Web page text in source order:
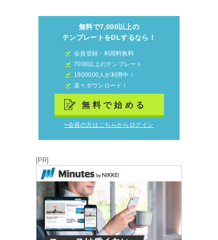
無料で7,000以上の
テンプレートをDLするなら！
会員登録・利用料無料
7000以上のテンプレート
1900000人が利用中！
楽々ダウンロード！
無料で始める
>会員の方はこちらからログイン
[PR]